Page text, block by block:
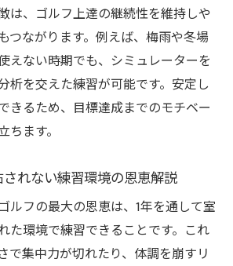
は、ゴルフ上達の継続性を維持しや
つながります。例えば、梅雨や冬場
えない時期でも、シミュレーターを
析を交えた練習が可能です。安定し
きるため、目標達成までのモチベー
ます。
れない練習環境の恩恵解説
ルフの最大の恩恵は、1年を通して室
た環境で練習できることです。これ
で集中力が切れたり、体調を崩すリ